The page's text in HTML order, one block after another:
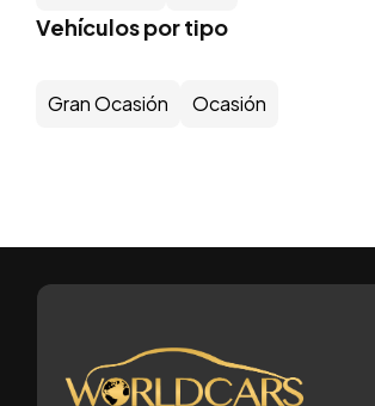
Vehículos por tipo
Gran Ocasión Ocasión